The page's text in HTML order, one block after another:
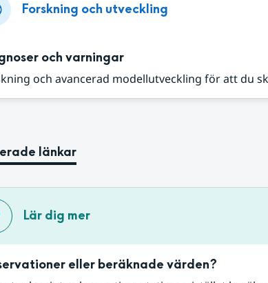
Forskning och utveckling
och varningar
och avancerad modellutveckling för att du
länkar
Lär dig mer
eller beräknade värden?